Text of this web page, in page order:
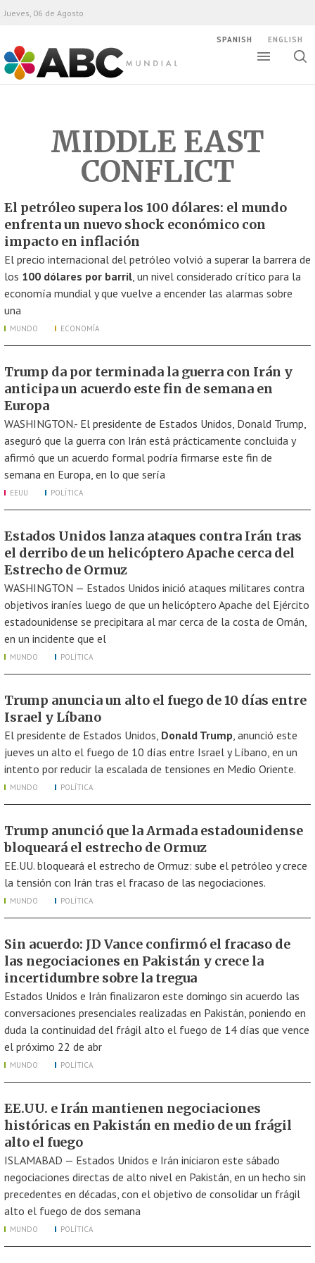
ABC Mundial
Jueves, 06 de Agosto
SPANISH ENGLISH
MIDDLE EAST
CONFLICT
El petróleo supera los 100 dólares: el mundo
enfrenta un nuevo shock económico con
impacto en inflación
El precio internacional del petróleo volvió a superar la barrera de
los 100 dólares por barril, un nivel considerado crítico para la
economía mundial y que vuelve a encender las alarmas sobre
una
MUNDO ECONOMÍA
Trump da por terminada la guerra con Irán y
anticipa un acuerdo este fin de semana en
Europa
WASHINGTON.- El presidente de Estados Unidos, Donald Trump,
aseguró que la guerra con Irán está prácticamente concluida y
afirmó que un acuerdo formal podría firmarse este fin de
semana en Europa, en lo que sería
EEUU POLÍTICA
Estados Unidos lanza ataques contra Irán tras
el derribo de un helicóptero Apache cerca del
Estrecho de Ormuz
WASHINGTON — Estados Unidos inició ataques militares contra
objetivos iraníes luego de que un helicóptero Apache del Ejército
estadounidense se precipitara al mar cerca de la costa de Omán,
en un incidente que el
MUNDO POLÍTICA
Trump anuncia un alto el fuego de 10 días entre
Israel y Líbano
El presidente de Estados Unidos, Donald Trump, anunció este
jueves un alto el fuego de 10 días entre Israel y Líbano, en un
intento por reducir la escalada de tensiones en Medio Oriente.
MUNDO POLÍTICA
Trump anunció que la Armada estadounidense
bloqueará el estrecho de Ormuz
EE.UU. bloqueará el estrecho de Ormuz: sube el petróleo y crece
la tensión con Irán tras el fracaso de las negociaciones.
MUNDO POLÍTICA
Sin acuerdo: JD Vance confirmó el fracaso de
las negociaciones en Pakistán y crece la
incertidumbre sobre la tregua
Estados Unidos e Irán finalizaron este domingo sin acuerdo las
conversaciones presenciales realizadas en Pakistán, poniendo en
duda la continuidad del frágil alto el fuego de 14 días que vence
el próximo 22 de abr
MUNDO POLÍTICA
EE.UU. e Irán mantienen negociaciones
históricas en Pakistán en medio de un frágil
alto el fuego
ISLAMABAD — Estados Unidos e Irán iniciaron este sábado
negociaciones directas de alto nivel en Pakistán, en un hecho sin
precedentes en décadas, con el objetivo de consolidar un frágil
alto el fuego de dos semana
MUNDO POLÍTICA